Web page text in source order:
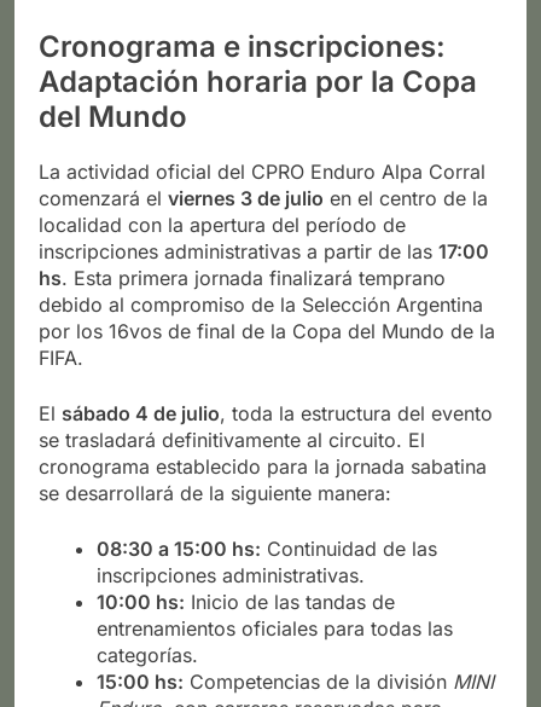
Cronograma e inscripciones:
Adaptación horaria por la Copa
del Mundo
La actividad oficial del CPRO Enduro Alpa Corral
comenzará el viernes 3 de julio en el centro de la
localidad con la apertura del período de
inscripciones administrativas a partir de las 17:00
hs. Esta primera jornada finalizará temprano
debido al compromiso de la Selección Argentina
por los 16vos de final de la Copa del Mundo de la
FIFA.
El sábado 4 de julio, toda la estructura del evento
se trasladará definitivamente al circuito. El
cronograma establecido para la jornada sabatina
se desarrollará de la siguiente manera:
08:30 a 15:00 hs: Continuidad de las
inscripciones administrativas.
10:00 hs: Inicio de las tandas de
entrenamientos oficiales para todas las
categorías.
15:00 hs: Competencias de la división MINI